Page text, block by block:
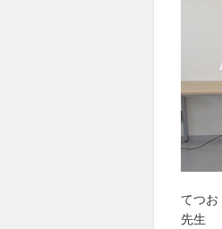
てつ
先生